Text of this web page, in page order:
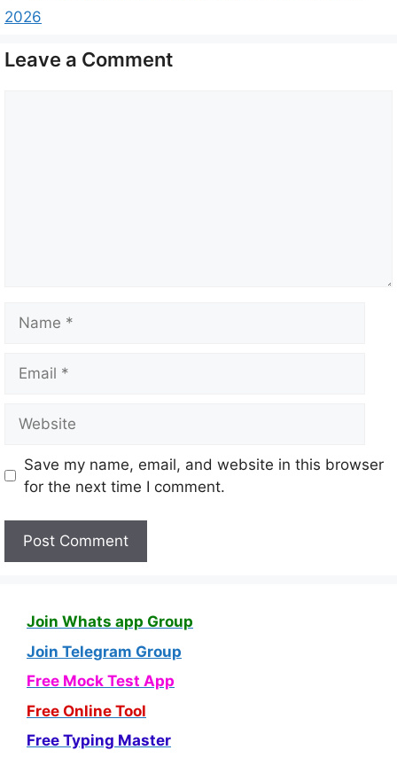
2026
Leave a Comment
Save my name, email, and website in this browser
for the next time I comment.
Join Whats app Group
Join Telegram Group
Free Mock Test App
Free Online Tool
Free Typing Master